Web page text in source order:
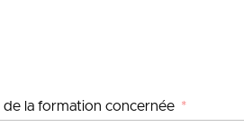
de la formation concernée